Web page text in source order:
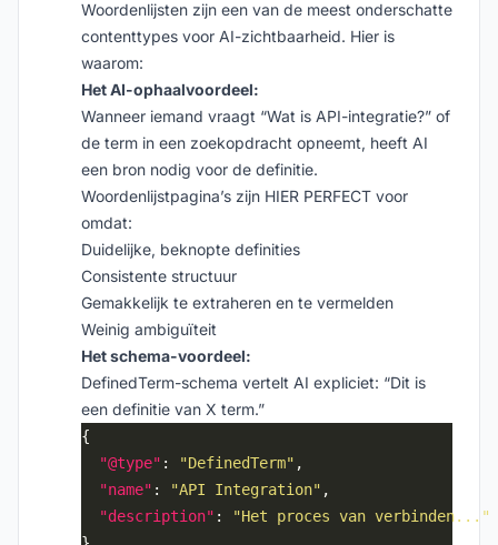
Woordenlijsten zijn een van de meest onderschatte
contenttypes voor AI-zichtbaarheid. Hier is
waarom:
Het AI-ophaalvoordeel:
Wanneer iemand vraagt “Wat is API-integratie?” of
de term in een zoekopdracht opneemt, heeft AI
een bron nodig voor de definitie.
Woordenlijstpagina’s zijn HIER PERFECT voor
omdat:
Duidelijke, beknopte definities
Consistente structuur
Gemakkelijk te extraheren en te vermelden
Weinig ambiguïteit
Het schema-voordeel:
DefinedTerm-schema vertelt AI expliciet: “Dit is
een definitie van X term.”
"@type" : "DefinedTerm"
"name" : "API Integration"
"description" :
"Het proces van verbinden..."